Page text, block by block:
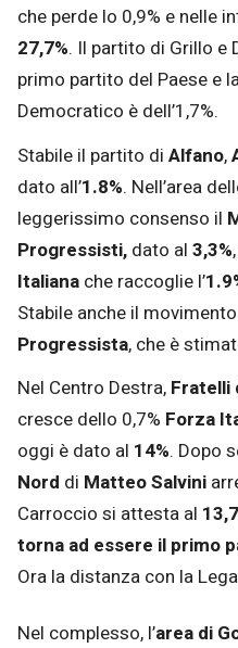
che perde lo 0,9% e nelle
27,7%. Il partito di Grillo e
primo partito del Paese e
Democratico è dell’1,7%.
Stabile il partito di Alfano,
dato all’1.8%. Nell’area
leggerissimo consenso il
Progressisti, dato al 3,3%
Italiana che raccoglie l’
Stabile anche il
Progressista, che è
Nel Centro Destra, Fratelli
cresce dello 0,7% Forza
oggi è dato al 14%. Dopo
Nord di Matteo Salvini
Carroccio si attesta al
torna ad essere il primo
Ora la distanza con la
Nel complesso, l’area di